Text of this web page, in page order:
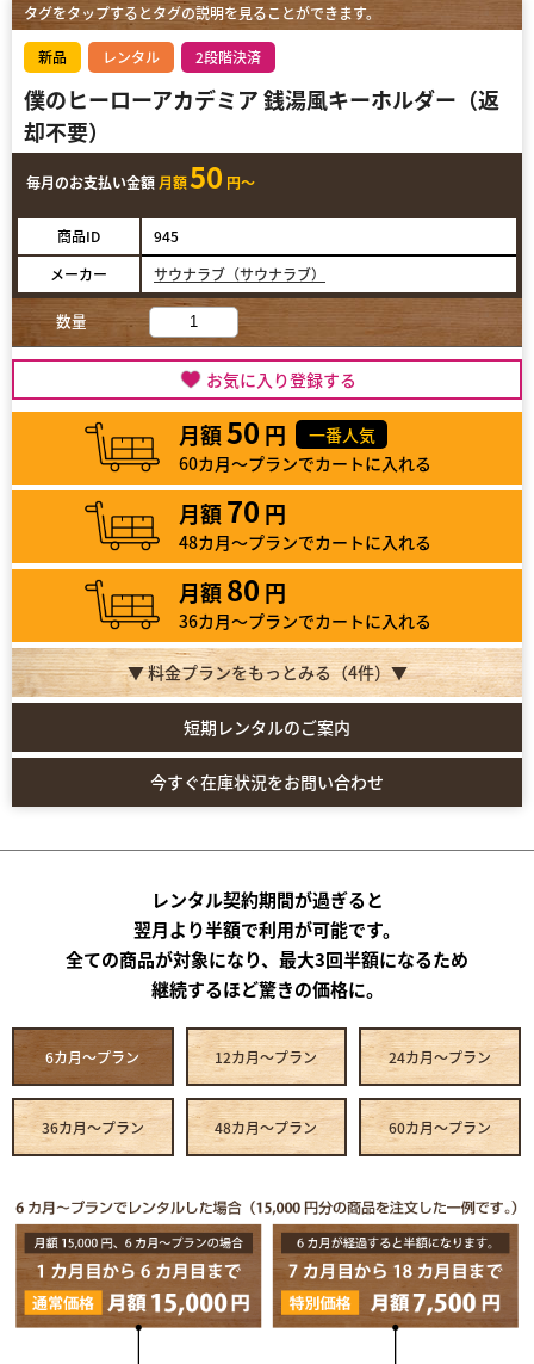
タグをタップするとタグの説明を見ることができます。
新品 レンタル 2段階決済
僕のヒーローアカデミア 銭湯風キーホルダー（返
却不要）
毎月のお支払い金額 月額50 円～
商品ID
945
メーカー
サウナラブ（サウナラブ）
数量
お気に入り登録する
月額50 円
一番人気
60カ月～プランでカートに入れる
月額 70 円
48カ月～プランでカートに入れる
月額 80 円
36カ月～プランでカートに入れる
▼ 料金プランをもっとみる（4件）▼
短期レンタルのご案内
今すぐ在庫状況をお問い合わせ
レンタル契約期間が過ぎると
翌月より半額で利用が可能です。
全ての商品が対象になり、最大3回半額になるため
継続するほど驚きの価格に。
6カ月～プラン 12カ月～プラン 24カ月～プラン
36カ月～プラン 48カ月～プラン 60カ月～プラン